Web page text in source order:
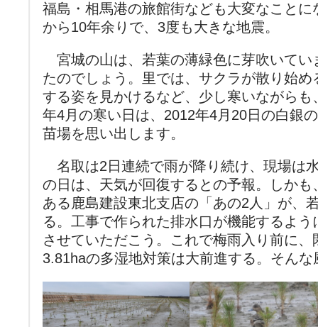
福島・相馬港の旅館街なども大変なこと
から10年余りで、3度も大きな地震。
宮城の山は、若葉の薄緑色に芽吹いてい
たのでしょう。里では、サクラが散り始
する姿を見かけるなど、少し寒いながら
年4月の寒い日は、2012年4月20日の白銀
苗場を思い出します。
名取は2日連続で雨が降り続け、現場は
の日は、天気が回復するとの予報。しか
ある鹿島建設東北支店の「あの2人」が、
る。工事で作られた排水口が機能するよ
させていただこう。これで梅雨入り前に
3.81haの多湿地対策は大前進する。そん